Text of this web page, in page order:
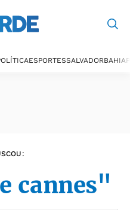
ESPORTESSALVADORBAHIA
cannes"